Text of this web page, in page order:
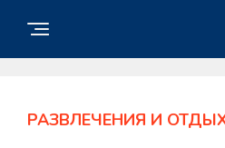
РАЗВЛЕЧЕНИЯ И